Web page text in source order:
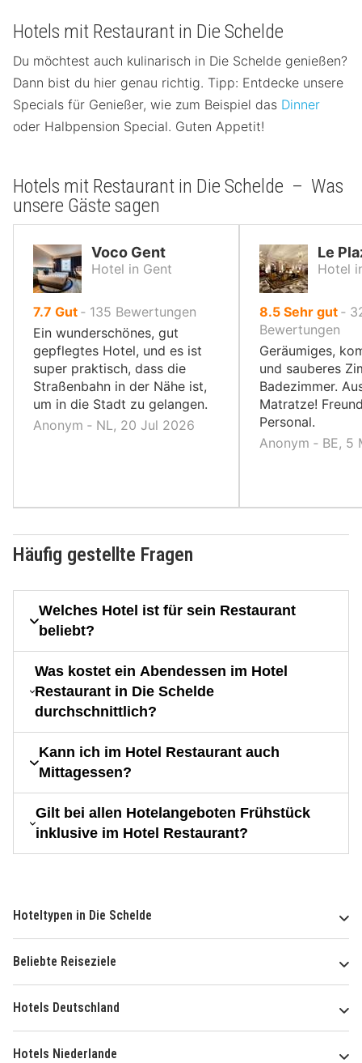
Hotels mit Restaurant in Die Schelde
Du möchtest auch kulinarisch in Die Schelde genießen?
Dann bist du hier genau richtig. Tipp: Entdecke unsere
Specials für Genießer, wie zum Beispiel das Dinner
oder Halbpension Special. Guten Appetit!
Hotels mit Restaurant in Die Schelde – Was
unsere Gäste sagen
Voco Gent
Hotel in Gent
7.7 von
10,
Gut ‐ 135 Bewertungen
Ein wunderschönes, gut
gepflegtes Hotel, und es ist
super praktisch, dass die
Straßenbahn in der Nähe ist,
um in die Stadt zu gelangen.
Anonym ‐ NL, 20 Jul 2026
Le
Hotel
8.5von
10,
Sehr gut ‐
Bewertungen
Geräumiges,
und sauberes
Badezimmer.
Matratze!
Personal.
Anonym ‐ BE, 5
Häufig gestellte Fragen
Welches Hotel ist für sein Restaurant
beliebt?
Was kostet ein Abendessen im Hotel
Restaurant in Die Schelde
durchschnittlich?
Kann ich im Hotel Restaurant auch
Mittagessen?
Gilt bei allen Hotelangeboten Frühstück
inklusive im Hotel Restaurant?
Hoteltypen in Die Schelde
Beliebte Reiseziele
Hotels Deutschland
Hotels Niederlande